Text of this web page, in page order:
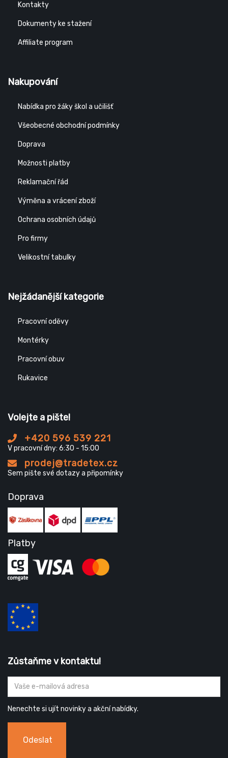
Kontakty
Dokumenty ke stažení
Affiliate program
Nakupování
Nabídka pro žáky škol a učilišť
Všeobecné obchodní podmínky
Doprava
Možnosti platby
Reklamační řád
Výměna a vrácení zboží
Ochrana osobních údajů
Pro firmy
Velikostní tabulky
Nejžádanější kategorie
Pracovní oděvy
Montérky
Pracovní obuv
Rukavice
Volejte a pište!
+420 596 539 221
V pracovní dny: 6:30 - 15:00
prodej@tradetex.cz
Sem pište své dotazy a připomínky
Doprava
Platby
Zůstaňme v kontaktu!
Nenechte si ujít novinky a akční nabídky.
Odeslat